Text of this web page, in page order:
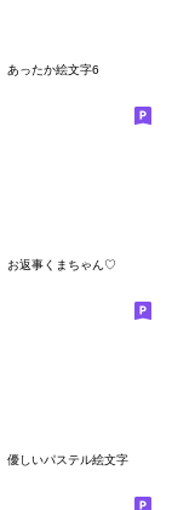
あったか絵文字6
お返事くまちゃん♡
優しいパステル絵文字